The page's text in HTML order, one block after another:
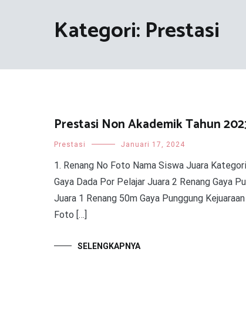
Kategori: Prestasi
Prestasi Non Akademik Tahun
Prestasi Januari 17, 2024
1. Renang No Foto Nama Siswa Juara
Gaya Dada Por Pelajar Juara 2 Renang Gaya
Juara 1 Renang 50m Gaya Punggung
Foto […]
SELENGKAPNYA